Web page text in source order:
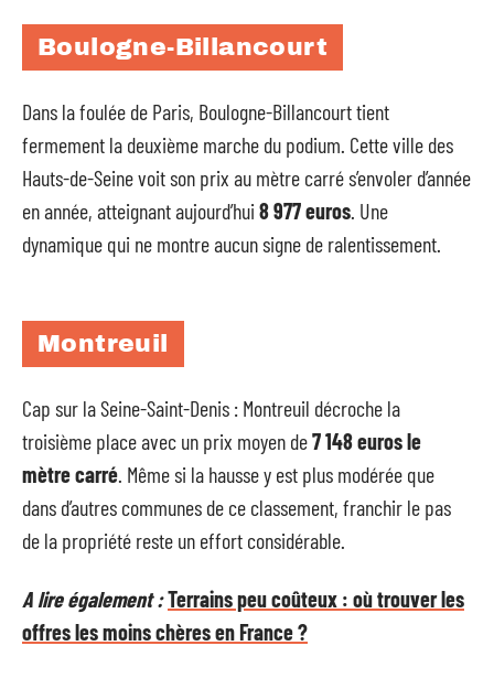
Boulogne-Billancourt
Dans la foulée de Paris, Boulogne-Billancourt tient
fermement la deuxième marche du podium. Cette ville des
Hauts-de-Seine voit son prix au mètre carré s’envoler d’année
en année, atteignant aujourd’hui 8 977 euros. Une
dynamique qui ne montre aucun signe de ralentissement.
Montreuil
Cap sur la Seine-Saint-Denis : Montreuil décroche la
troisième place avec un prix moyen de7 148 euros le
mètre carré. Même si la hausse y est plus modérée que
dans d’autres communes de ce classement, franchir le pas
de la propriété reste un effort considérable.
A lire également :Terrains peu coûteux : où trouver les
offres les moins chères en France ?